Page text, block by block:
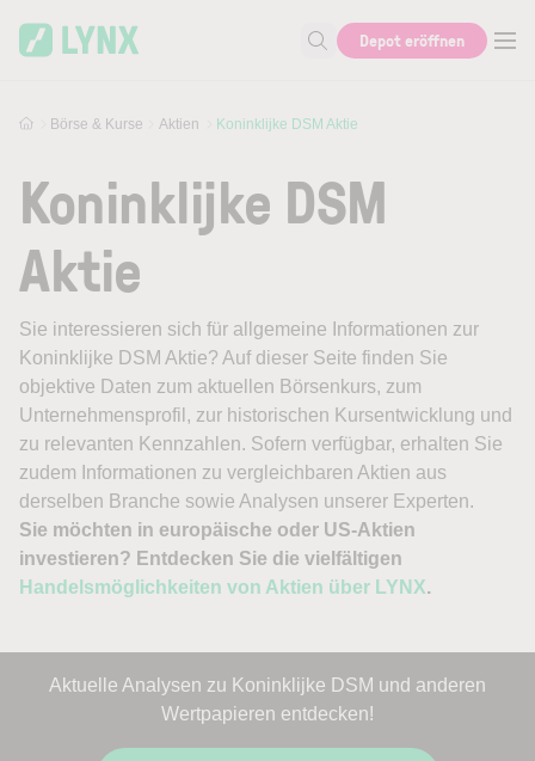
Suche nach Aktie, Autor...
Depot eröffnen
Börse & Kurse Aktien Koninklijke DSM Aktie
Koninklijke DSM
Aktie
Sie interessieren sich für allgemeine Informationen zur
Koninklijke DSM Aktie? Auf dieser Seite finden Sie
objektive Daten zum aktuellen Börsenkurs, zum
Unternehmensprofil, zur historischen Kursentwicklung und
zu relevanten Kennzahlen. Sofern verfügbar, erhalten Sie
zudem Informationen zu vergleichbaren Aktien aus
derselben Branche sowie Analysen unserer Experten.
Sie möchten in europäische oder US-Aktien
investieren? Entdecken Sie die vielfältigen
Handelsmöglichkeiten von Aktien über LYNX.
Aktuelle Analysen zu Koninklijke DSM und anderen
Wertpapieren entdecken!